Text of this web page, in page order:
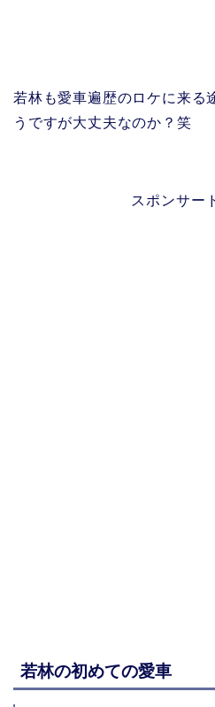
若林も愛車遍歴のロケに来る
うですが大丈夫なのか？笑
スポンサー
若林の初めての愛車